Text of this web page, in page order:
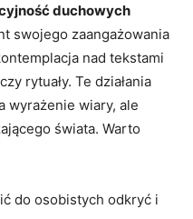
duchowych
swojego zaangażowania⁤
nad⁣ tekstami
rytuały.⁤ Te działania
wyrażenie⁤ wiary, ale
świata. Warto
do osobistych odkryć i